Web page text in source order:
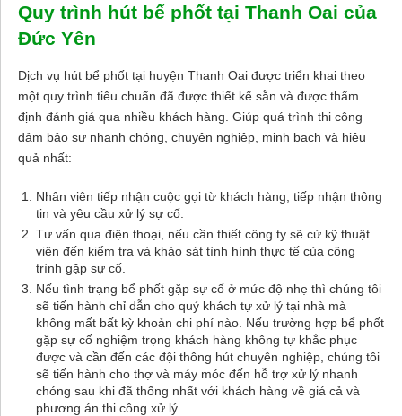
Quy trình hút bể phốt tại Thanh Oai của
Đức Yên
Dịch vụ hút bể phốt tại huyện Thanh Oai được triển khai theo
một quy trình tiêu chuẩn đã được thiết kế sẵn và được thẩm
định đánh giá qua nhiều khách hàng. Giúp quá trình thi công
đảm bảo sự nhanh chóng, chuyên nghiệp, minh bạch và hiệu
quả nhất:
Nhân viên tiếp nhận cuộc gọi từ khách hàng, tiếp nhận thông
tin và yêu cầu xử lý sự cố.
Tư vấn qua điện thoại, nếu cần thiết công ty sẽ cử kỹ thuật
viên đến kiểm tra và khảo sát tình hình thực tế của công
trình gặp sự cố.
Nếu tình trạng bể phốt gặp sự cố ở mức độ nhẹ thì chúng tôi
sẽ tiến hành chỉ dẫn cho quý khách tự xử lý tại nhà mà
không mất bất kỳ khoản chi phí nào. Nếu trường hợp bể phốt
gặp sự cố nghiệm trọng khách hàng không tự khắc phục
được và cần đến các đội thông hút chuyên nghiệp, chúng tôi
sẽ tiến hành cho thợ và máy móc đến hỗ trợ xử lý nhanh
chóng sau khi đã thống nhất với khách hàng về giá cả và
phương án thi công xử lý.